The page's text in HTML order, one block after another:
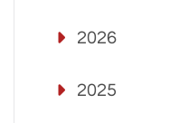
2026
2025